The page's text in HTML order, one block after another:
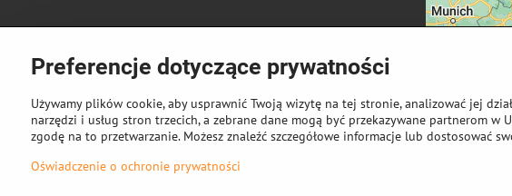
Preferencje dotyczące prywatności
Używamy plików cookie, aby usprawnić Twoją wizytę na tej stronie, analizować jej
narzędzi i usług stron trzecich, a zebrane dane mogą być przekazywane partnerom w
zgodę na to przetwarzanie. Możesz znaleźć szczegółowe informacje lub dostosować
Oświadczenie o ochronie prywatności